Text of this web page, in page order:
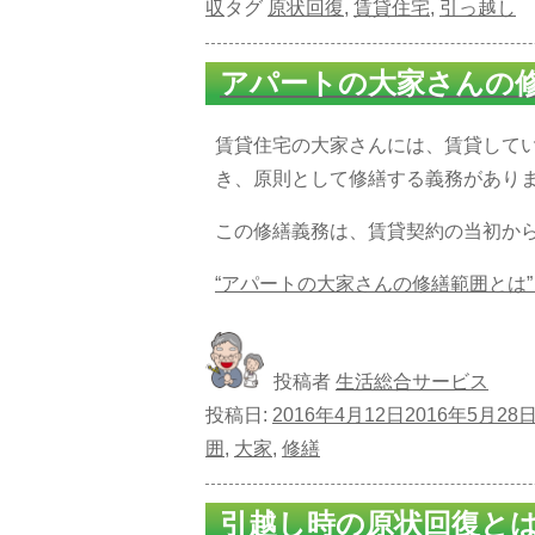
収 タグ 原状回復, 賃貸住宅, 引っ越し
アパートの大家さんの
賃貸住宅の大家さんには、賃貸して
き、原則として修繕する義務があり
この修繕義務は、賃貸契約の当初か
“アパートの大家さんの修繕範囲とは
投稿者 生活総合サービス
投稿日: 2016年4月12日 2016年5月28
囲 , 大家, 修繕
引越し時の原状回復と